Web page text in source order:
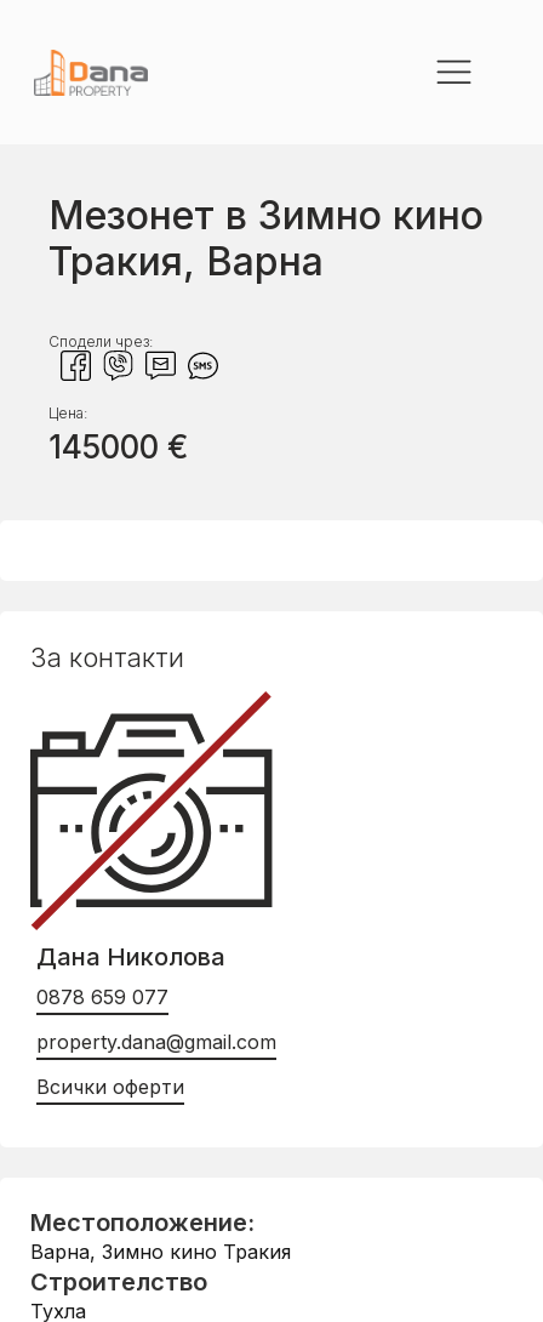
Мезонет в Зимно кино
Тракия, Варна
Сподели чрез:
Цена:
145000 €
За контакти
Дана Николова
0878 659 077
property.dana@gmail.com
Всички оферти
Местоположение:
Варна, Зимно кино Тракия
Строителство
Тухла